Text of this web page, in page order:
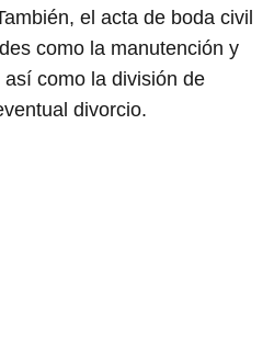
el acta de boda civil
como la manutención y
como la división de
divorcio.